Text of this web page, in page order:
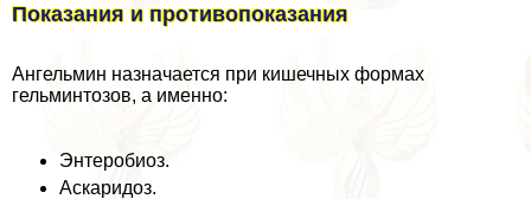
Показания и противопоказания
Ангельмин назначается при кишечных формах
гельминтозов, а именно:
Энтеробиоз.
Аскаридоз.